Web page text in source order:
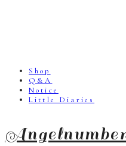
Shop
Q&A
Notice
Little Diaries